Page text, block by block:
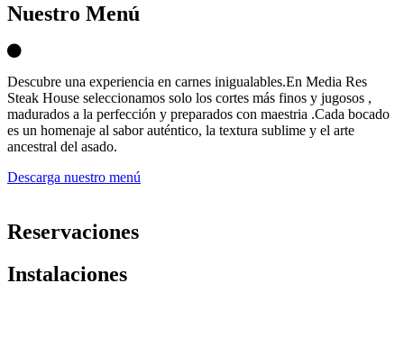
Nuestro Menú
Descubre una experiencia en carnes inigualables.En Media Res
Steak House seleccionamos solo los cortes más finos y jugosos ,
madurados a la perfección y preparados con maestria .Cada bocado
es un homenaje al sabor auténtico, la textura sublime y el arte
ancestral del asado.
Descarga nuestro menú
Reservaciones
Instalaciones